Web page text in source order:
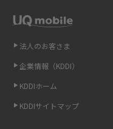
LINEの通知がこない時の原因
法人のお客さま
企業情報（KDDI）
KDDIホーム
KDDIサイトマップ